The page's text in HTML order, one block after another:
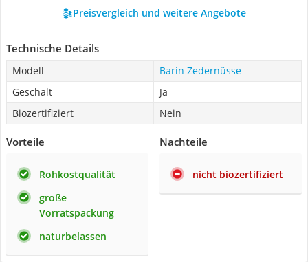
Preisvergleich und weitere Angebote
Technische Details
Modell
Barin Zedernüsse
Geschält
Ja
Biozertifiziert
Nein
Vorteile
Rohkostqualität
große
Vorratspackung
naturbelassen
Nachteile
nicht biozertifiziert